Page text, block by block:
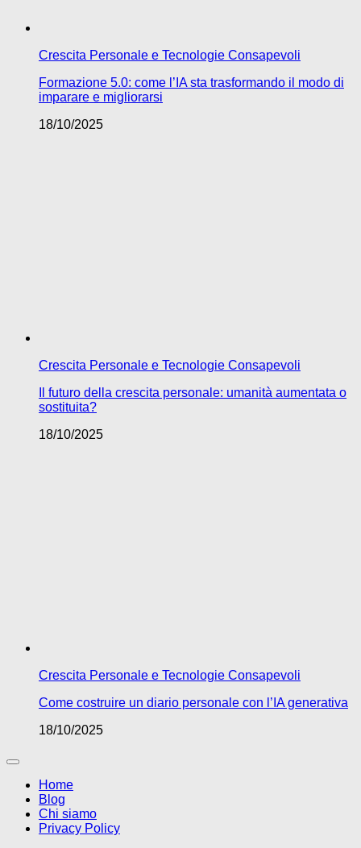
Crescita Personale e Tecnologie Consapevoli
Formazione 5.0: come l’IA sta trasformando il modo di
imparare e migliorarsi
18/10/2025
Crescita Personale e Tecnologie Consapevoli
Il futuro della crescita personale: umanità aumentata o
sostituita?
18/10/2025
Crescita Personale e Tecnologie Consapevoli
Come costruire un diario personale con l’IA generativa
18/10/2025
Home
Blog
Chi siamo
Privacy Policy